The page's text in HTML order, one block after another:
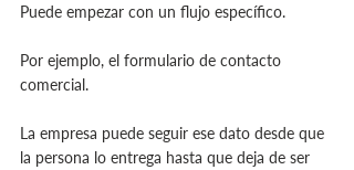
Puede empezar con un flujo específico.
Por ejemplo, el formulario de contacto
comercial.
La empresa puede seguir ese dato desde que
la persona lo entrega hasta que deja de ser